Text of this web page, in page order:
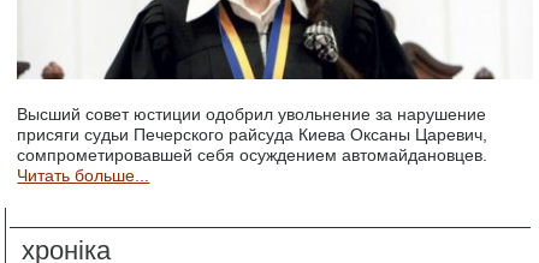
Высший совет юстиции одобрил увольнение за нарушение
присяги судьи Печерского райсуда Киева Оксаны Царевич,
сомпрометировавшей себя осуждением автомайдановцев.
Читать больше...
хроніка